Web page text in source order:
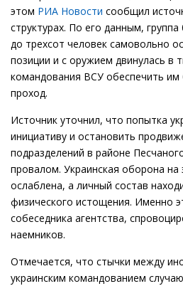
этом РИА Новости сообщил
структурах. По его данным,
до трехсот человек самовольно
позиции и с оружием двинулась в
командования ВСУ обеспечить им
проход.
Источник уточнил, что попытка
инициативу и остановить
подразделений в районе
провалом. Украинская оборона на
ослаблена, а личный состав
физического истощения. Именно
собеседника агентства,
наемников.
Отмечается, что стычки между
украинским командованием